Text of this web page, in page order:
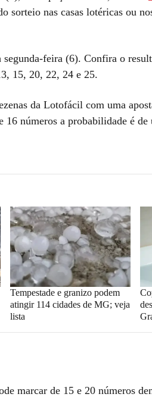
sorteio nas casas lotéricas ou
segunda-feira (6). Confira o
15, 20, 22, 24 e 25.
da Lotofácil com uma
16 números a probabilidade é de
Tempestade e granizo podem
atingir 114 cidades de MG; veja
lista
marcar de 15 e 20 números